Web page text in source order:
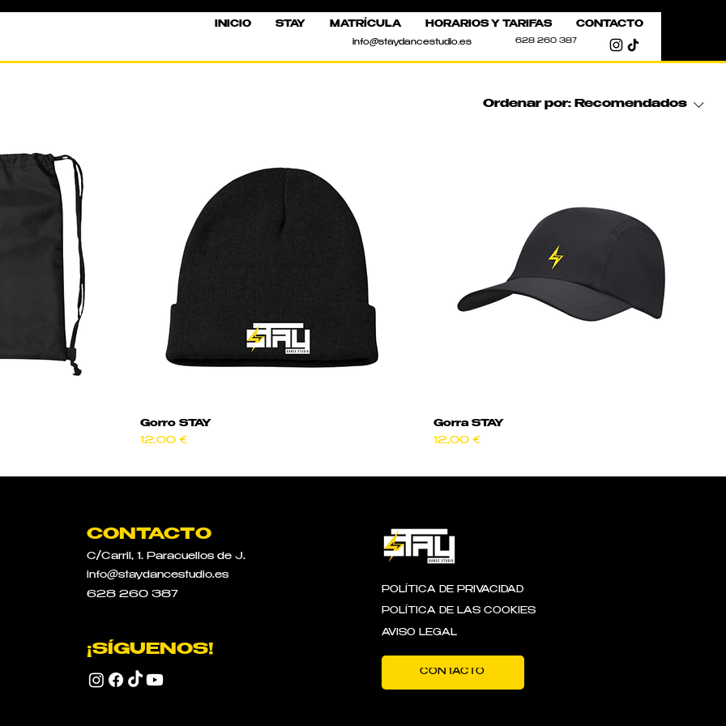
INICIO STAY MATRÍCULA HORARIOS Y TARIFAS CONTACTO
628 260 387
info@staydancestudio.es
Ordenar por: Recomendados
Gorro STAY
Precio
12,00 €
Gorra STAY
Precio
12,00 €
CONTACTO
info@staydancestudio.es
C/Carril, 1. Paracuellos de J.
628 260 387
¡SÍGUENOS!
POLÍTICA DE PRIVACIDAD
POLÍTICA DE LAS COOKIES
AVISO LEGAL
CONTACTO